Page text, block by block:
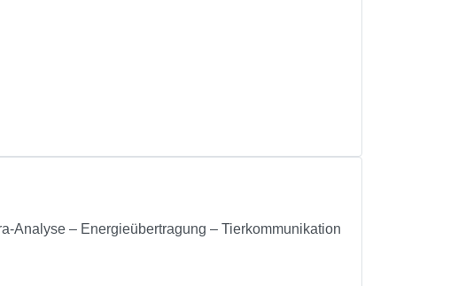
Analyse – Energieübertragung – Tierkommunikation